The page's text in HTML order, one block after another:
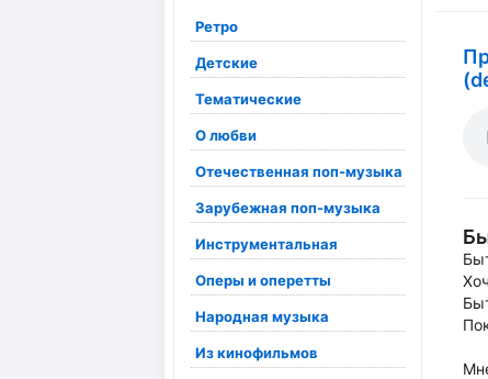
Ретро
Детские
Тематические
О любви
Отечественная поп-музыка
Зарубежная поп-музыка
Инструментальная
Оперы и оперетты
Народная музыка
Из кинофильмов